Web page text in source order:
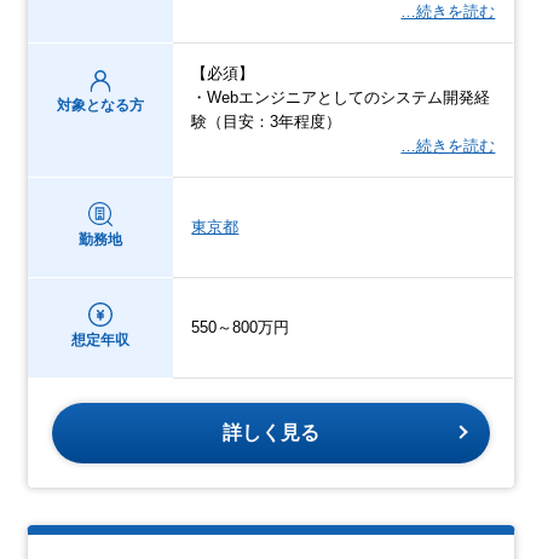
…続きを読む
対象となる方
【必須】
・Webエンジニアとしてのシステム開発経
験（目安：3年程度）
…続きを読む
勤務地
東京都
想定年収
550～800万円
詳しく見る